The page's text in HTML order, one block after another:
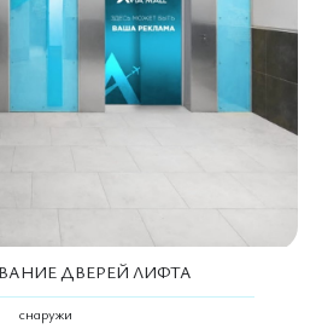
ДВЕРЕЙ ЛИФТА
снаружи